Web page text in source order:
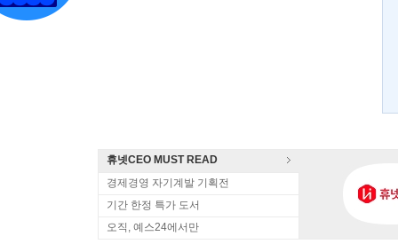
휴넷CEO MUST READ
경제경영 자기계발 기획전
기간 한정 특가 도서
오직, 예스24에서만